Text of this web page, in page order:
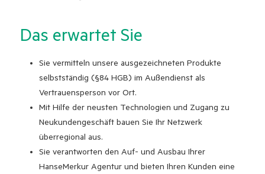
Das erwartet Sie
Sie vermitteln unsere ausgezeichneten Produkte
selbstständig (§84 HGB) im Außendienst als
Vertrauensperson vor Ort.
Mit Hilfe der neusten Technologien und Zugang zu
Neukundengeschäft bauen Sie Ihr Netzwerk
überregional aus.
Sie verantworten den Auf- und Ausbau Ihrer
HanseMerkur Agentur und bieten Ihren Kunden eine